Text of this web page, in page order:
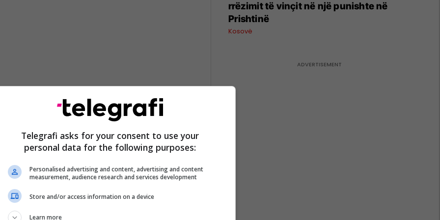
rrëzimit të vinçit në një punishte në
Prishtinë
Kosovë
Telegrafi asks for your consent to use your
personal data for the following purposes:
Personalised advertising and content, advertising and content
measurement, audience research and services development
Store and/or access information on a device
Learn more